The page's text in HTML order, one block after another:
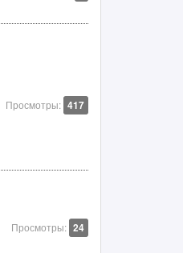
Просмотры: 417
Просмотры: 24